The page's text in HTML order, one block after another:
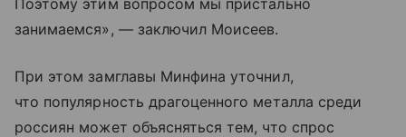
занимаемся», — заключил Моисеев.
При этом замглавы Минфина уточнил,
что популярность драгоценного металла среди
россиян может объясняться тем, что спрос